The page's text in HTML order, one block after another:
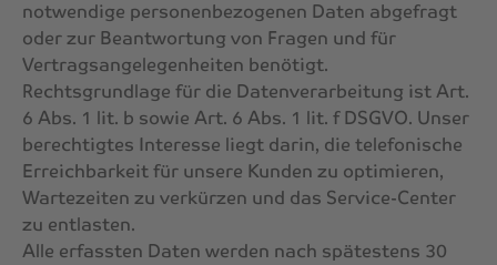
notwendige personenbezogenen Daten abgefragt
oder zur Beantwortung von Fragen und für
Vertragsangelegenheiten benötigt.
Rechtsgrundlage für die Datenverarbeitung ist Art.
6 Abs. 1 lit. b sowie Art. 6 Abs. 1 lit. f DSGVO. Unser
berechtigtes Interesse liegt darin, die telefonische
Erreichbarkeit für unsere Kunden zu optimieren,
Wartezeiten zu verkürzen und das Service-Center
zu entlasten.
Alle erfassten Daten werden nach spätestens 30